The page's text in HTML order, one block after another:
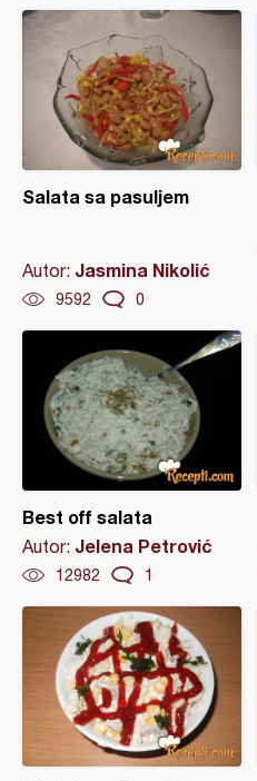
Salata sa pasuljem
Autor: Jasmina Nikolić
9592 0
Best off salata
Autor: Jelena Petrović
12982 1